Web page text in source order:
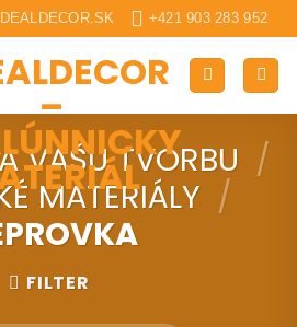
+421 903 283 952
VAŠU TVORBU /
MATERIÁLY /
FILTER